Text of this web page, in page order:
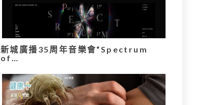
新城廣播35周年音樂會“Spectrum
of…